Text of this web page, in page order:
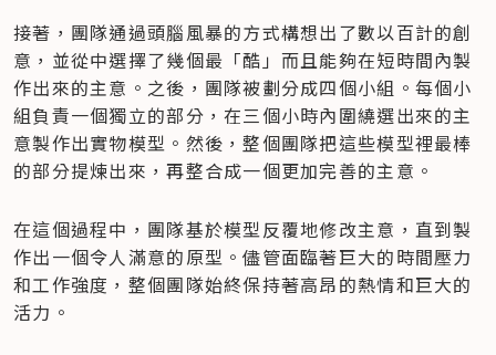
接著，團隊通過頭腦風暴的方式構想出了數以百計的創
意，並從中選擇了幾個最「酷」而且能夠在短時間內製
作出來的主意。之後，團隊被劃分成四個小組。每個小
組負責一個獨立的部分，在三個小時內圍繞選出來的主
意製作出實物模型。然後，整個團隊把這些模型裡最棒
的部分提煉出來，再整合成一個更加完善的主意。
在這個過程中，團隊基於模型反覆地修改主意，直到製
作出一個令人滿意的原型。儘管面臨著巨大的時間壓力
和工作強度，整個團隊始終保持著高昂的熱情和巨大的
活力。